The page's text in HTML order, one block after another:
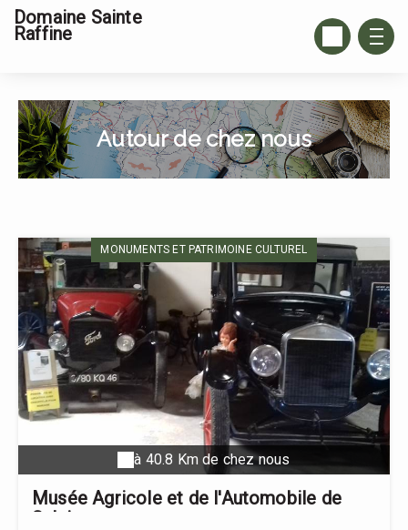
Domaine Sainte
Raffine
Autour de chez nous
MONUMENTS ET PATRIMOINE CULTUREL
à 40.8 Km de chez nous
Musée Agricole et de l'Automobile de
Salviac